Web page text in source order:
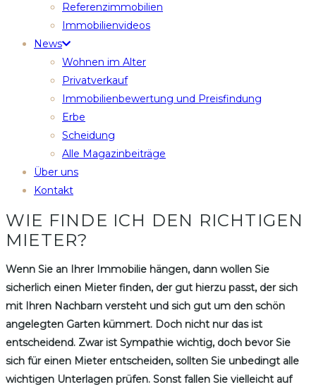
Referenzimmobilien
Immobilienvideos
News
Wohnen im Alter
Privatverkauf
Immobilienbewertung und Preisfindung
Erbe
Scheidung
Alle Magazinbeiträge
Über uns
Kontakt
WIE FINDE ICH DEN RICHTIGEN
MIETER?
Wenn Sie an Ihrer Immobilie hängen, dann wollen Sie
sicherlich einen Mieter finden, der gut hierzu passt, der sich
mit Ihren Nachbarn versteht und sich gut um den schön
angelegten Garten kümmert. Doch nicht nur das ist
entscheidend. Zwar ist Sympathie wichtig, doch bevor Sie
sich für einen Mieter entscheiden, sollten Sie unbedingt alle
wichtigen Unterlagen prüfen. Sonst fallen Sie vielleicht auf